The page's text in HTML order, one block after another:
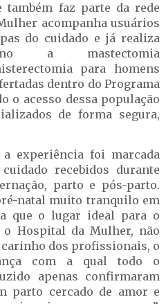
também faz parte da rede
acompanha usuários
do cuidado e já realiza
a mastectomia
para homens
dentro do Programa
o acesso dessa população
de forma segura,
experiência foi marcada
recebidos durante
parto e pós-parto.
natal muito tranquilo em
que o lugar ideal para o
Hospital da Mulher, não
carinho dos profissionais, o
com a qual todo o
apenas confirmaram
parto cercado de amor e